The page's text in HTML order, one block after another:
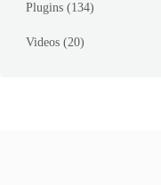
Plugins (134)
Videos (20)